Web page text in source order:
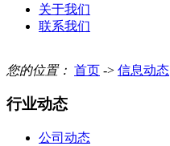
关于我们
联系我们
您的位置： 首页 -> 信息动态
行业动态
公司动态